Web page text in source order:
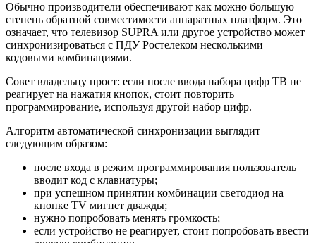
Обычно производители обеспечивают как можно большую
степень обратной совместимости аппаратных платформ. Это
означает, что телевизор SUPRA или другое устройство может
синхронизироваться с ПДУ Ростелеком несколькими
кодовыми комбинациями.
Совет владельцу прост: если после ввода набора цифр ТВ не
реагирует на нажатия кнопок, стоит повторить
программирование, используя другой набор цифр.
Алгоритм автоматической синхронизации выглядит
следующим образом:
после входа в режим программирования пользователь
вводит код с клавиатуры;
при успешном принятии комбинации светодиод на
кнопке TV мигнет дважды;
нужно попробовать менять громкость;
если устройство не реагирует, стоит попробовать ввести